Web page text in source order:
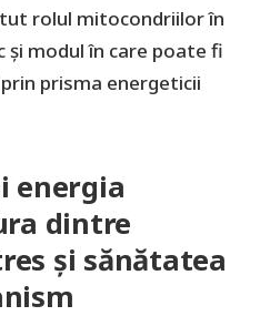
rolul mitocondriilor în
modul în care poate fi
prisma energeticii
energia
dintre
și sănătatea